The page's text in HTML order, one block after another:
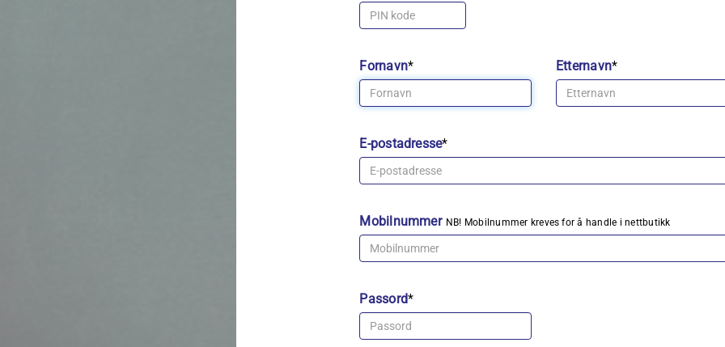
Fornavn* Etternavn*
E-postadresse*
Mobilnummer NB! Mobilnummer kreves for å handle i nettbutikk
Passord*